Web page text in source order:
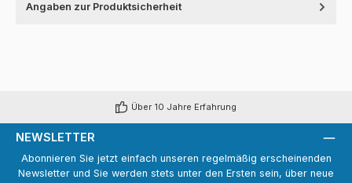
Angaben zur Produktsicherheit
Über 10 Jahre Erfahrung
NEWSLETTER
Abonnieren Sie jetzt einfach unseren regelmäßig erscheinenden
Newsletter und Sie werden stets unter den Ersten sein, über neue